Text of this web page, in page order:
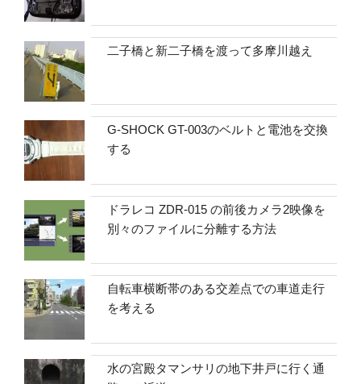
二子橋と新二子橋を渡って多摩川越え
G-SHOCK GT-003のベルトと電池を交換
する
ドラレコ ZDR-015 の前後カメラ2映像を
別々のファイルに分離する方法
自転車横断帯のある交差点での車道走行
を考える
水の宮殿タマンサリの地下井戸に行く通